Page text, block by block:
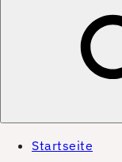
Startseite